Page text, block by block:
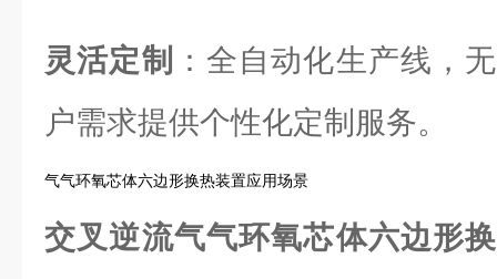
灵活定制
：全自动化生产线，
户需求提供个性化定制服务。
气气环氧芯体六边形换热装置应用场景
交叉逆流气气环氧芯体六边形